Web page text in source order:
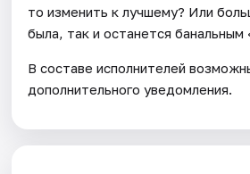
то изменить к лучшему? Или
была, так и останется
В составе исполнителей
дополнительного уведомления.